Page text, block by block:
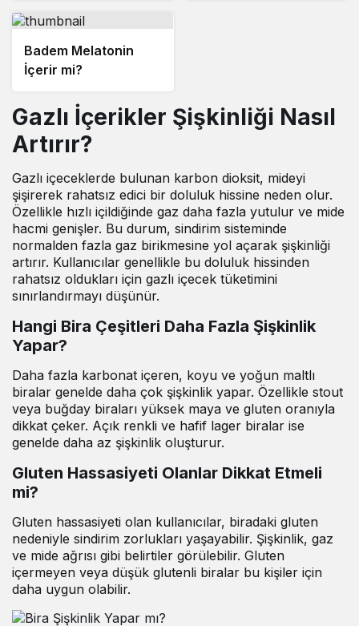
Badem Melatonin
İçerir mi?
Gazlı İçerikler Şişkinliği Nasıl
Artırır?
Gazlı içeceklerde bulunan karbon dioksit, mideyi
şişirerek rahatsız edici bir doluluk hissine neden olur.
Özellikle hızlı içildiğinde gaz daha fazla yutulur ve mide
hacmi genişler. Bu durum, sindirim sisteminde
normalden fazla gaz birikmesine yol açarak şişkinliği
artırır. Kullanıcılar genellikle bu doluluk hissinden
rahatsız oldukları için gazlı içecek tüketimini
sınırlandırmayı düşünür.
Hangi Bira Çeşitleri Daha Fazla Şişkinlik
Yapar?
Daha fazla karbonat içeren, koyu ve yoğun maltlı
biralar genelde daha çok şişkinlik yapar. Özellikle stout
veya buğday biraları yüksek maya ve gluten oranıyla
dikkat çeker. Açık renkli ve hafif lager biralar ise
genelde daha az şişkinlik oluşturur.
Gluten Hassasiyeti Olanlar Dikkat Etmeli
mi?
Gluten hassasiyeti olan kullanıcılar, biradaki gluten
nedeniyle sindirim zorlukları yaşayabilir. Şişkinlik, gaz
ve mide ağrısı gibi belirtiler görülebilir. Gluten
içermeyen veya düşük glutenli biralar bu kişiler için
daha uygun olabilir.